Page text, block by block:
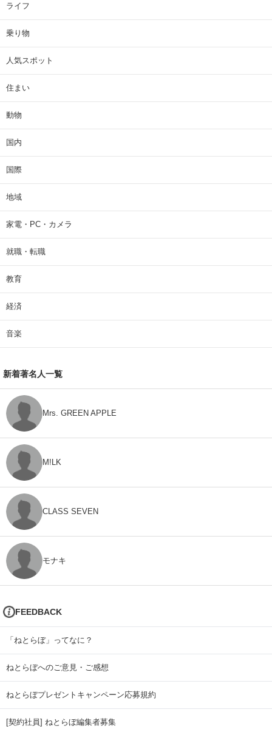
ライフ
乗り物
人気スポット
住まい
動物
国内
国際
地域
家電・PC・カメラ
就職・転職
教育
経済
音楽
新着著名人一覧
Mrs. GREEN APPLE
M!LK
CLASS SEVEN
モナキ
FEEDBACK
「ねとらぼ」ってなに？
ねとらぼへのご意見・ご感想
ねとらぼプレゼントキャンペーン応募規約
[契約社員] ねとらぼ編集者募集